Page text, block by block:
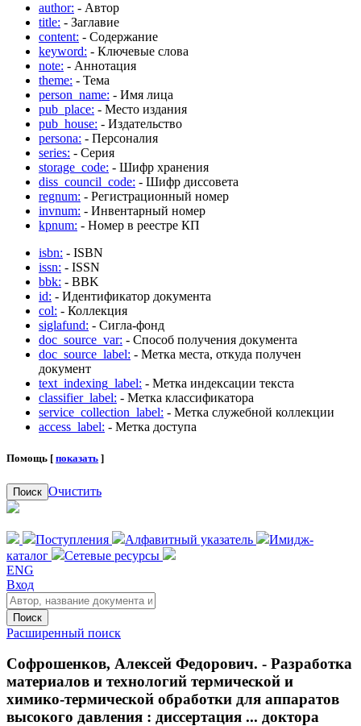
author: - Автор
title: - Заглавие
content: - Содержание
keyword: - Ключевые слова
note: - Аннотация
theme: - Тема
person_name: - Имя лица
pub_place: - Место издания
pub_house: - Издательство
persona: - Персоналия
series: - Серия
storage_code: - Шифр хранения
diss_council_code: - Шифр диссовета
regnum: - Регистрационный номер
invnum: - Инвентарный номер
kpnum: - Номер в реестре КП
isbn: - ISBN
issn: - ISSN
bbk: - BBK
id: - Идентификатор документа
col: - Коллекция
siglafund: - Сигла-фонд
doc_source_var: - Способ получения документа
doc_source_label: - Метка места, откуда получен
документ
text_indexing_label: - Метка индексации текста
classifier_label: - Метка классификатора
service_collection_label: - Метка служебной коллекции
access_label: - Метка доступа
Помощь [ показать ]
Поиск Очистить
Поступления Алфавитный указатель
Имидж-
каталог
Сетевые ресурсы
ENG
Вход
Поиск
Расширенный поиск
Софрошенков, Алексей Федорович. - Разработка
материалов и технологий термической и
химико-термической обработки для аппаратов
высокого давления : диссертация ... доктора